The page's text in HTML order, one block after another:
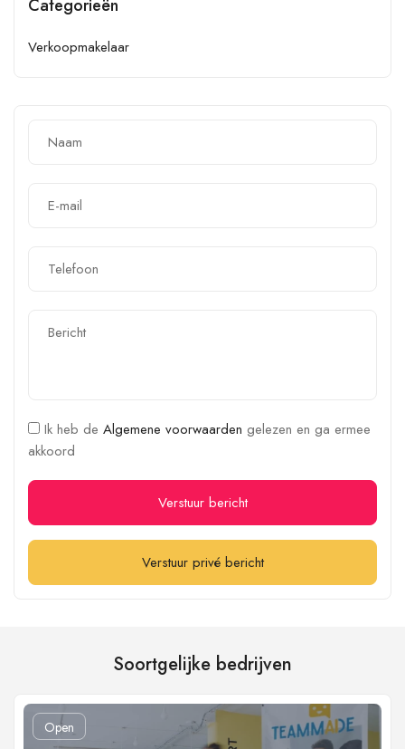
Categorieën
Verkoopmakelaar
Ik heb de Algemene voorwaarden gelezen en ga ermee
akkoord
Verstuur bericht
Verstuur privé bericht
Soortgelijke bedrijven
Open